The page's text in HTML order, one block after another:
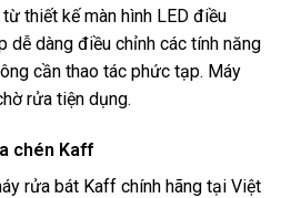
thiết kế màn hình LED điều
dễ dàng điều chỉnh các tính năng
cần thao tác phức tạp. Máy
rửa tiện dụng.
chén Kaff
rửa bát Kaff chính hãng tại Việt